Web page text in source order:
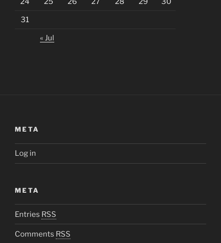
31
« Jul
META
Log in
META
Entries RSS
Comments RSS